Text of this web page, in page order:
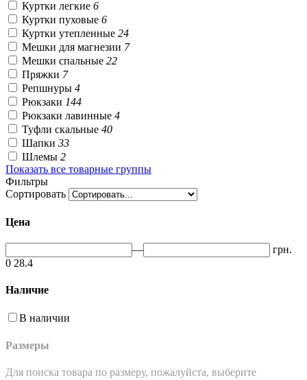
Куртки легкие 6
Куртки пуховые 6
Куртки утепленные 24
Мешки для магнезии 7
Мешки спальные 22
Пряжки 7
Репшнуры 4
Рюкзаки 144
Рюкзаки лавинные 4
Туфли скальные 40
Шапки 33
Шлемы 2
Показать все товарные группы
Фильтры
Сортировать
Цена
—
грн.
0 28.4
Наличие
В наличии
Размеры
Для поиска товара по размеру, пожалуйста, выберите